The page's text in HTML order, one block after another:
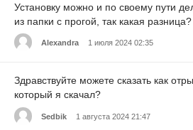
Установку можно и по своему пути
из папки с прогой, так какая разница?
Alexandra 1 июля 2024 02:35
Здравствуйте можете сказать как
который я скачал?
Sedbik 1 августа 2024 21:47